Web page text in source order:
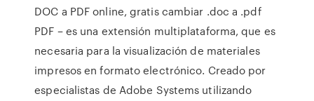
DOC a PDF online, gratis cambiar .doc a .pdf
PDF – es una extensión multiplataforma, que es
necesaria para la visualización de materiales
impresos en formato electrónico. Creado por
especialistas de Adobe Systems utilizando